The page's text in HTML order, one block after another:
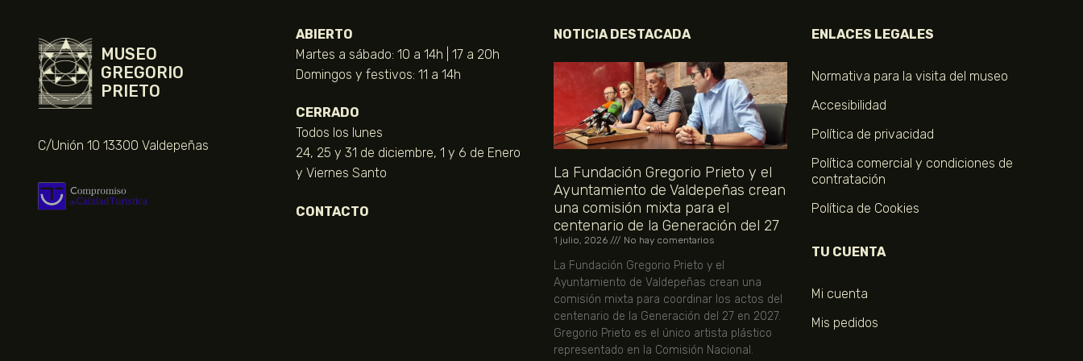
MUSEO
GREGORIO
PRIETO
C/Unión 10 13300 Valdepeñas
ABIERTO
Martes a sábado: 10 a 14h | 17 a 20h
Domingos y festivos: 11 a 14h
CERRADO
Todos los lunes
24, 25 y 31 de diciembre, 1 y 6 de Enero
y Viernes Santo
CONTACTO
NOTICIA DESTACADA
La Fundación Gregorio Prieto y el
Ayuntamiento de Valdepeñas crean
una comisión mixta para el
centenario de la Generación del 27
1 julio, 2026 No hay comentarios
La Fundación Gregorio Prieto y el
Ayuntamiento de Valdepeñas crean una
comisión mixta para coordinar los actos del
centenario de la Generación del 27 en 2027.
Gregorio Prieto es el único artista plástico
representado en la Comisión Nacional.
ENLACES LEGALES
Normativa para la visita del museo
Accesibilidad
Política de privacidad
Política comercial y condiciones de
contratación
Política de Cookies
TU CUENTA
Mi cuenta
Mis pedidos